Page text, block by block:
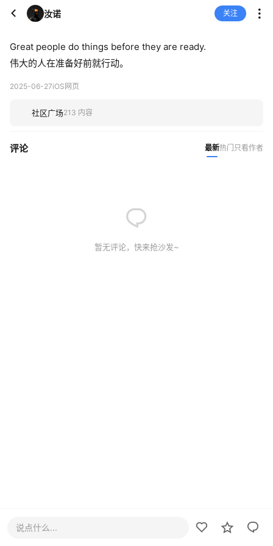
汝诺 关注
Great people do things before they are ready.
伟大的人在准备好前就行动。
2025-06-27iOS网页
社区广场213 内容
评论 最新热门 只看作者
暂无评论，快来抢沙发~
说点什么...